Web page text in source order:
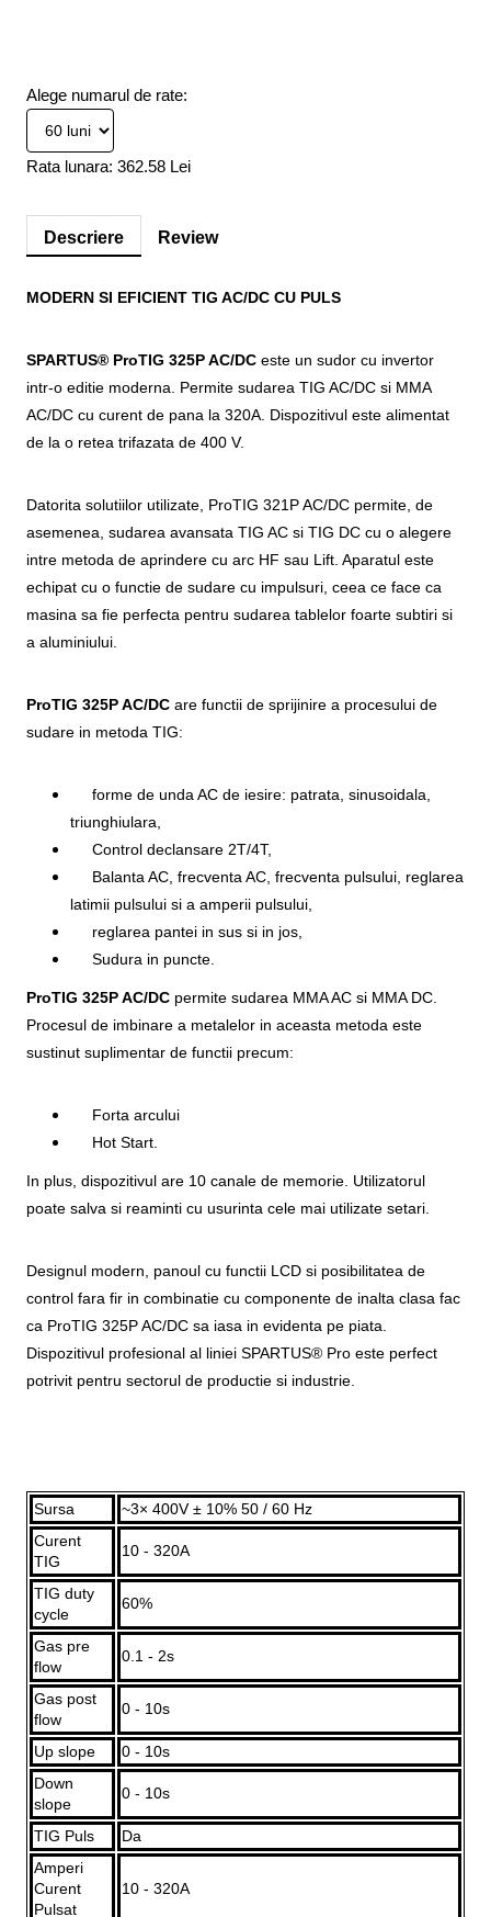
Alege numarul de rate:
Rata lunara: 362.58 Lei
Descriere Review
MODERN SI EFICIENT TIG AC/DC CU PULS
SPARTUS® ProTIG 325P AC/DC este un sudor cu invertor
intr-o editie moderna. Permite sudarea TIG AC/DC si MMA
AC/DC cu curent de pana la 320A. Dispozitivul este alimentat
de la o retea trifazata de 400 V.
Datorita solutiilor utilizate, ProTIG 321P AC/DC permite, de
asemenea, sudarea avansata TIG AC si TIG DC cu o alegere
intre metoda de aprindere cu arc HF sau Lift. Aparatul este
echipat cu o functie de sudare cu impulsuri, ceea ce face ca
masina sa fie perfecta pentru sudarea tablelor foarte subtiri si
a aluminiului.
ProTIG 325P AC/DC are functii de sprijinire a procesului de
sudare in metoda TIG:
forme de unda AC de iesire: patrata, sinusoidala,
triunghiulara,
Control declansare 2T/4T,
Balanta AC, frecventa AC, frecventa pulsului, reglarea
latimii pulsului si a amperii pulsului,
reglarea pantei in sus si in jos,
Sudura in puncte.
ProTIG 325P AC/DC permite sudarea MMA AC si MMA DC.
Procesul de imbinare a metalelor in aceasta metoda este
sustinut suplimentar de functii precum:
Forta arcului
Hot Start.
In plus, dispozitivul are 10 canale de memorie. Utilizatorul
poate salva si reaminti cu usurinta cele mai utilizate setari.
Designul modern, panoul cu functii LCD si posibilitatea de
control fara fir in combinatie cu componente de inalta clasa fac
ca ProTIG 325P AC/DC sa iasa in evidenta pe piata.
Dispozitivul profesional al liniei SPARTUS® Pro este perfect
potrivit pentru sectorul de productie si industrie.
Sursa
~3× 400V ± 10% 50 / 60 Hz
Curent
TIG
10 - 320A
TIG duty
cycle
60%
Gas pre
flow
0.1 - 2s
Gas post
flow
0 - 10s
Up slope
0 - 10s
Down
slope
0 - 10s
TIG Puls
Da
Amperi
Curent
Pulsat
10 - 320A